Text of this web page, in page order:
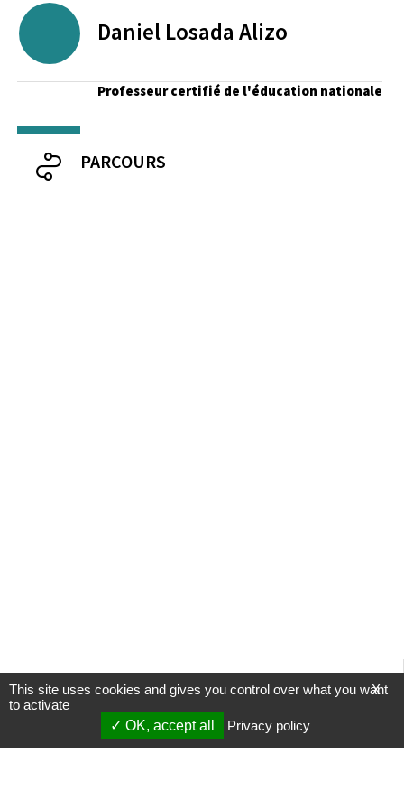
Daniel Losada Alizo
Professeur certifié de l'éducation nationale
PARCOURS
X
This site uses cookies and gives you control over what you want
to activate
OK, accept all
Privacy policy